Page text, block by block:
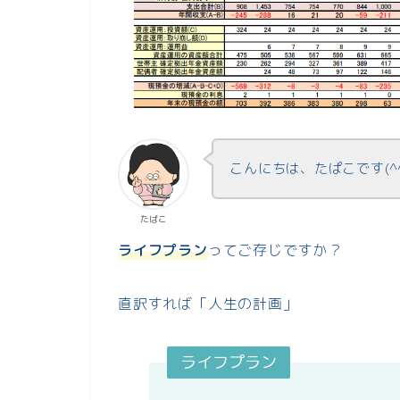
たぱこ
こんにちは、たぱこです
ライフプランってご存じですか？
直訳すれば「人生の計画」
ライフプラン